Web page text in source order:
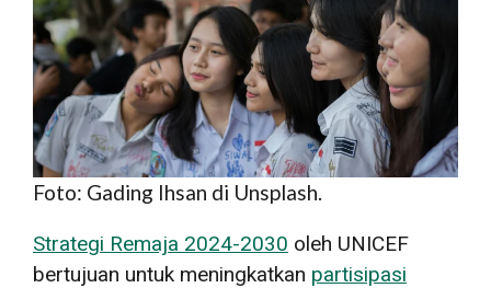
Foto: Gading Ihsan di Unsplash.
Strategi Remaja 2024-2030 oleh UNICEF
bertujuan untuk meningkatkan partisipasi